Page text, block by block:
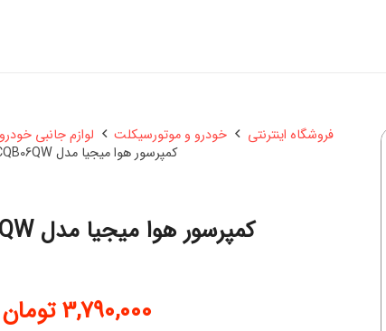
فروشگاه اینترنتی خودرو و موتورسیکلت لوازم جانبی خودرو
کمپرسور هوا میجیا مدل MJCQB06QW
کمپرسور هوا میجیا مدل MJCQB06QW
3,790,000 تومان